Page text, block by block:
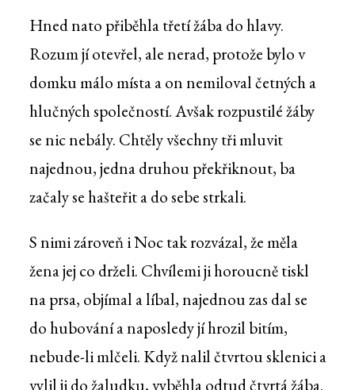
Hned nato přiběhla třetí žába do hlavy.
Rozum jí otevřel, ale nerad, protože bylo v
domku málo místa a on nemiloval četných a
hlučných společností. Avšak rozpustilé žáby
se nic nebály. Chtěly všechny tři mluvit
najednou, jedna druhou překřiknout, ba
začaly se hašteřit a do sebe strkali.
S nimi zároveň i Noc tak rozvázal, že měla
žena jej co drželi. Chvílemi ji horoucně tiskl
na prsa, objímal a líbal, najednou zas dal se
do hubování a naposledy jí hrozil bitím,
nebude-li mlčeli. Když nalil čtvrtou sklenici a
vylil ji do žaludku, vyběhla odtud čtvrtá žába.